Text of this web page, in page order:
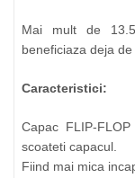
Mai mult de
beneficiaza deja
Caracteristici:
Capac FLIP-
scoateti capacul.
Fiind mai mica